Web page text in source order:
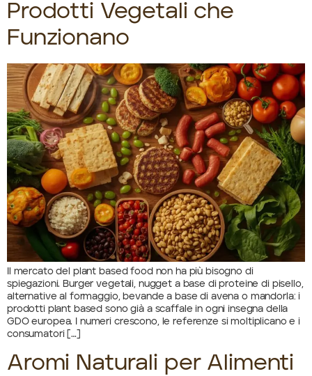
Prodotti Vegetali che
Funzionano
Il mercato del plant based food non ha più bisogno di
spiegazioni. Burger vegetali, nugget a base di proteine di pisello,
alternative al formaggio, bevande a base di avena o mandorla: i
prodotti plant based sono già a scaffale in ogni insegna della
GDO europea. I numeri crescono, le referenze si moltiplicano e i
consumatori […]
Aromi Naturali per Alimenti